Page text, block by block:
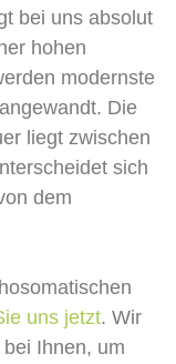
bei uns absolut
hohen
modernste
Die
liegt zwischen
sich
dem
uns jetzt. Wir
Ihnen, um